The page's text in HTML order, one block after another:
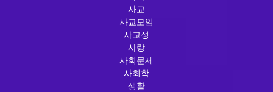
사교
사교모임
사교성
사랑
사회문제
사회학
생활